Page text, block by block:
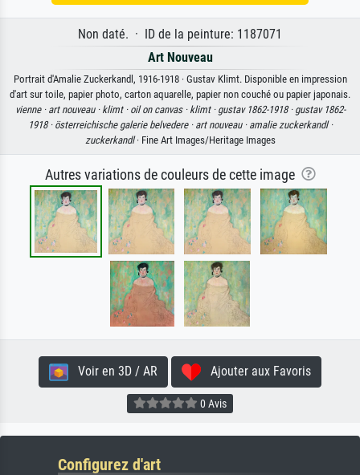
Non daté. · ID de la peinture: 1187071
Art Nouveau
Portrait d'Amalie Zuckerkandl, 1916-1918 · Gustav Klimt. Disponible en impression
d'art sur toile, papier photo, carton aquarelle, papier non couché ou papier japonais.
vienne · art nouveau · klimt · oil on canvas · klimt · gustav 1862-1918 · gustav 1862-
1918 · österreichische galerie belvedere · art nouveau · amalie zuckerkandl ·
zuckerkandl· Fine Art Images/Heritage Images
Autres variations de couleurs de cette image
Voir en 3D / AR Ajouter aux Favoris
0 Avis
Configurez d'art